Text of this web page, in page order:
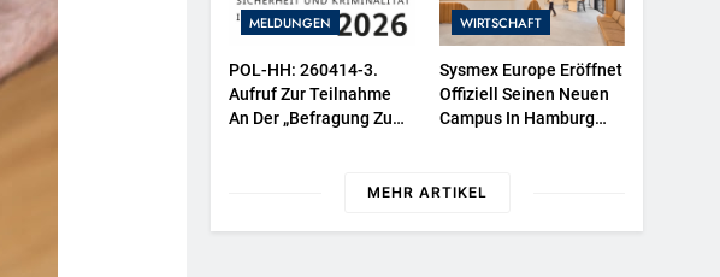
MELDUNGEN
POL-HH: 260414-3.
Aufruf Zur Teilnahme
An Der „Befragung Zu
Deutschland (SKiD)
WIRTSCHAFT
Sysmex Europe Eröffnet
Offiziell Seinen Neuen
Campus In Hamburg
Zukunftsorientierte
MEHR ARTIKEL